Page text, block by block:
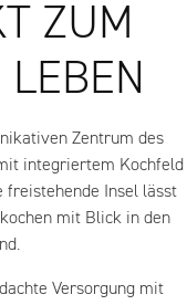
ZUM
LEBEN
Zentrum des
integriertem Kochfeld
freistehende Insel lässt
mit Blick in den
Versorgung mit